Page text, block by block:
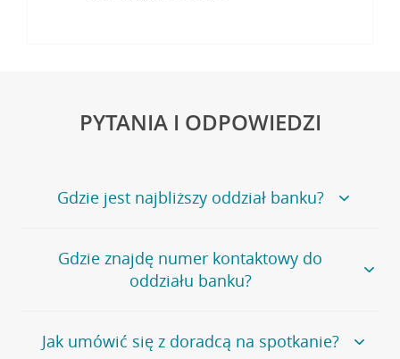
PYTANIA I ODPOWIEDZI
Gdzie jest najbliższy oddział banku?
Jeśli szukasz oddziału naszego banku, zapraszamy na
stronęPlacówki i bankomaty, na której znajduje się
wygodna wyszukiwarka.
oddziałów
Gdzie znajdę numer kontaktowy do
oddziału banku?
Bank Credit Agricole nie udostępnia ogólnego numeru
telefonu do placówki bankowej.
Jak umówić się z doradcą na spotkanie?